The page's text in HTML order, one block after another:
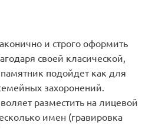
и строго оформить
своей класической,
подойдет как для
захоронений.
разместить на лицевой
имен (гравировка